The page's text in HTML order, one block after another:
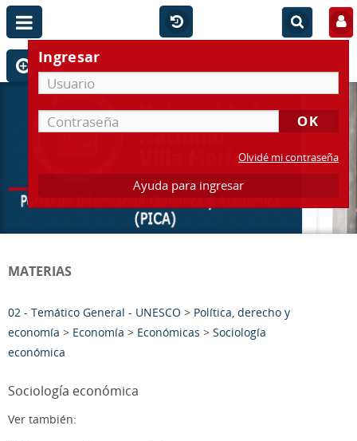
Ingresar
Olvidé mi contraseña
Ayuda para ingresar
MATERIAS
02 - Temático General - UNESCO > Política, derecho y
economía > Economía > Económicas > Sociología
económica
Sociología económica
Ver también: